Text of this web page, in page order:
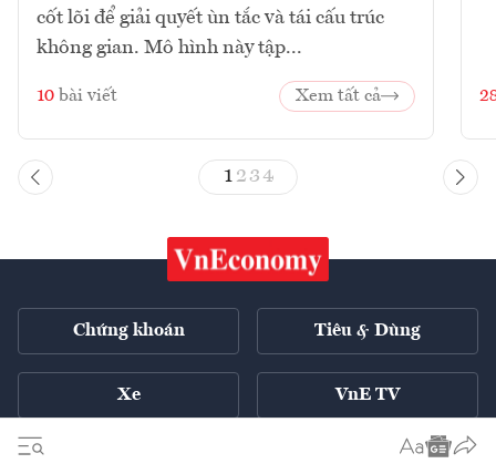
cốt lõi để giải quyết ùn tắc và tái cấu trúc
không gian. Mô hình này tập...
10 bài viết Xem tất cả
1 23 4
Chứng khoán Tiêu & Dùng
Xe VnE TV
English ++